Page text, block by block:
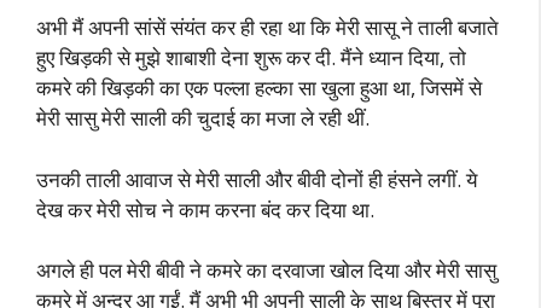
अभी मैं अपनी सांसें संयंत कर ही रहा था कि मेरी सासू ने ताली बजाते
हुए खिड़की से मुझे शाबाशी देना शुरू कर दी. मैंने ध्यान दिया, तो
कमरे की खिड़की का एक पल्ला हल्का सा खुला हुआ था, जिसमें से
मेरी सासु मेरी साली की चुदाई का मजा ले रही थीं.
उनकी ताली आवाज से मेरी साली और बीवी दोनों ही हंसने लगीं. ये
देख कर मेरी सोच ने काम करना बंद कर दिया था.
अगले ही पल मेरी बीवी ने कमरे का दरवाजा खोल दिया और मेरी सासु
कमरे में अन्दर आ गईं. मैं अभी भी अपनी साली के साथ बिस्तर में पूरा